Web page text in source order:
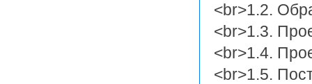
<br>1.2.
<br>1.3.
<br>1.4.
<br>1.5.